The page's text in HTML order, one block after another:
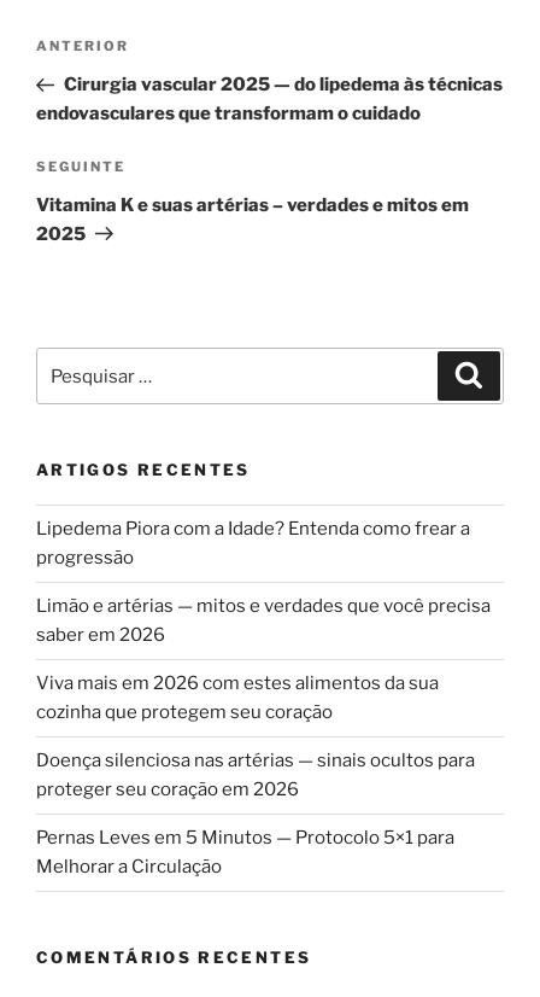
Navegação
artigos
Conteúdo
anterior
ANTERIOR
Cirurgia vascular 2025 — do lipedema às técnicas
endovasculares que transformam o cuidado
Conteúdo
seguinte
SEGUINTE
Vitamina K e suas artérias – verdades e mitos em
2025
por:
ARTIGOS RECENTES
Lipedema Piora com a Idade? Entenda como frear a
progressão
Limão e artérias — mitos e verdades que você precisa
saber em 2026
Viva mais em 2026 com estes alimentos da sua
cozinha que protegem seu coração
Doença silenciosa nas artérias — sinais ocultos para
proteger seu coração em 2026
Pernas Leves em 5 Minutos — Protocolo 5×1 para
Melhorar a Circulação
COMENTÁRIOS RECENTES